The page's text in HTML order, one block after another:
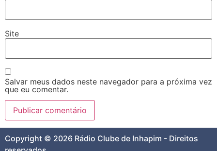
Site
Salvar meus dados neste navegador para a próxima vez
que eu comentar.
Copyright © 2026 Rádio Clube de Inhapim - Direitos